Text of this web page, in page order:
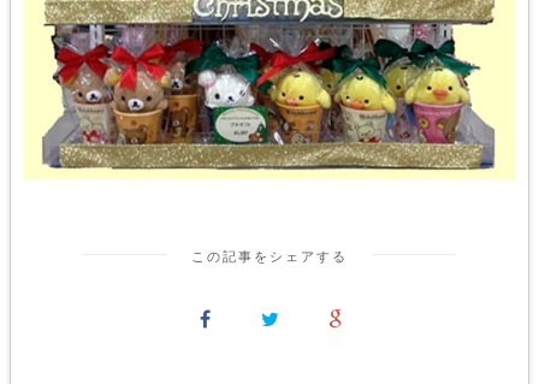
この記事をシェアする